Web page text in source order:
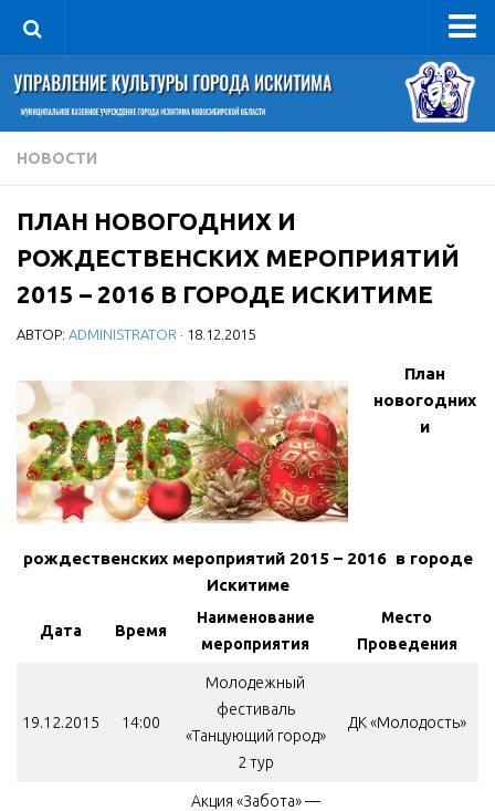
Управление
Руководитель
Сведения об организации
Книга почета культуры
Фотогалерея
Документы
Учредительные документы
Противодействие коррупции
Отчеты о деятельности
Учреждения культуры
МБУ Дом культуры «Молодость»
МБУ Дом культуры «Октябрь»
МБОУ ДО «Детская музыкальная школа»
МБУ Парк культуры и отдыха им. И.В. Коротеева
МБУК «Централизованная библиотечная система»
НОВОСТИ
ПЛАН НОВОГОДНИХ И
РОЖДЕСТВЕНСКИХ МЕРОПРИЯТИЙ
2015 – 2016 В ГОРОДЕ ИСКИТИМЕ
АВТОР: ADMINISTRATOR · 18.12.2015
План
новогодних
и
рождественских мероприятий 2015 – 2016 в городе
Искитиме
Дата Время
Наименование
мероприятия
Место
Проведения
19.12.2015 14:00
Молодежный
фестиваль
«Танцующий город»
2 тур
ДК «Молодость»
Акция «Забота» —